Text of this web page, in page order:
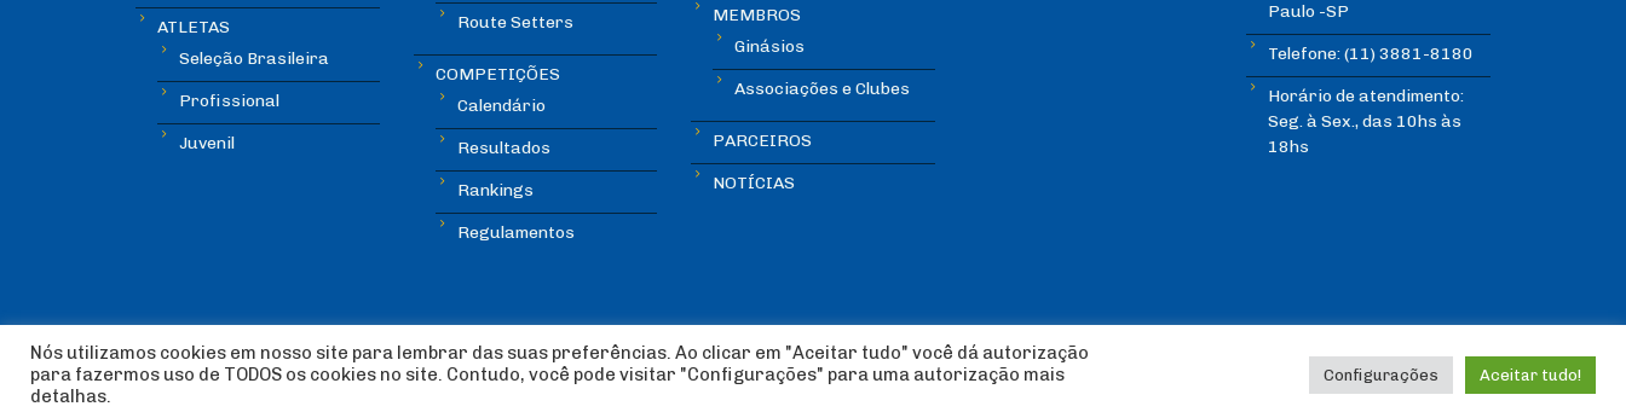
ATLETAS
Seleção Brasileira
Profissional
Juvenil
Route Setters
COMPETIÇÕES
Calendário
Resultados
Rankings
Regulamentos
MEMBROS
Ginásios
Associações e Clubes
PARCEIROS
NOTÍCIAS
Paulo -SP
Telefone: (11) 3881-8180
Horário de atendimento:
Seg. à Sex., das 10hs às
18hs
© Copyright ABEE | Associação Brasileira de Escalada Esportiva 2018 | Design:Imagética Design
Nós utilizamos cookies em nosso site para lembrar das suas preferências. Ao clicar em "Aceitar tudo" você dá autorização
para fazermos uso de TODOS os cookies no site. Contudo, você pode visitar "Configurações" para uma autorização mais
detalhas.
Configurações Aceitar tudo!